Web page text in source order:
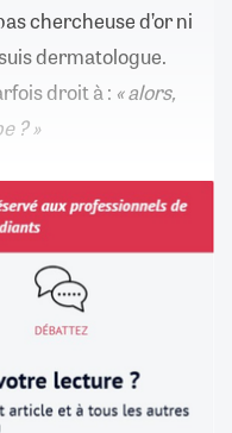
chercheuse d’or ni
dermatologue.
droit à : « alors,
? »